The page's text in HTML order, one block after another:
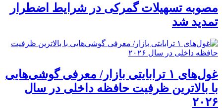
مصوبه تسهیلات گمرکی در شرایط اضطرار
تمدید شد
غول‌های ۱ ترابایتی بازار/ معرفی گوشی‌هایی
با بالاترین ظرفیت حافظه داخلی در سال
۲۰۲۶